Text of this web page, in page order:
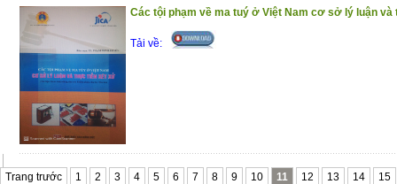
Các tội phạm về ma tuý ở Việt Nam cơ sở lý luận
Tải về:
Trang trước 1 2 3 4 5 6 7 8 9 10 11 12 13 14
15